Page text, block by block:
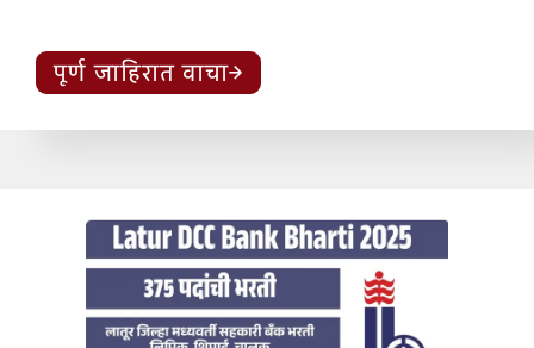
पूर्ण जाहिरात वाचा